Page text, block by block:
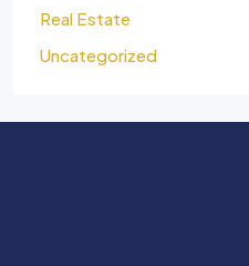
Real Estate
Uncategorized